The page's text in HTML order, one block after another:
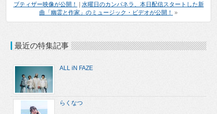
ブティザー映像が公開！
水曜日のカンパネラ、本日配信スタートした新
曲「幽霊と作家」のミュージック・ビデオが公開！ »
最近の特集記事
ALL iN FAZE
らくなつ